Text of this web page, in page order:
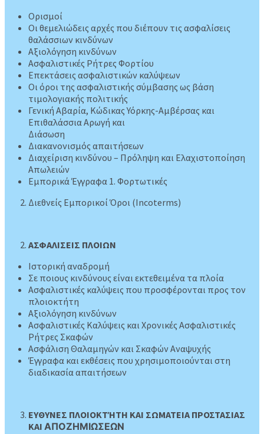
Ορισμοί
Οι θεμελιώδεις αρχές που διέπουν τις ασφαλίσεις
θαλάσσιων κινδύνων
Αξιολόγηση κινδύνων
Ασφαλιστικές Ρήτρες Φορτίου
Επεκτάσεις ασφαλιστικών καλύψεων
Οι όροι της ασφαλιστικής σύμβασης ως βάση
τιμολογιακής πολιτικής
Γενική Αβαρία, Κώδικας Υόρκης-Αμβέρσας και
Επιθαλάσσια Αρωγή και
Διάσωση
Διακανονισμός απαιτήσεων
Διαχείριση κινδύνου – Πρόληψη και Ελαχιστοποίηση
Απωλειών
Εμπορικά Έγγραφα 1. Φορτωτικές
Διεθνείς Εμπορικοί Όροι (Incoterms)
ΑΣΦΑΛΙΣΕΙΣ ΠΛΟΙΩΝ
Ιστορική αναδρομή
Σε ποιους κινδύνους είναι εκτεθειμένα τα πλοία
Ασφαλιστικές καλύψεις που προσφέρονται προς τον
πλοιοκτήτη
Αξιολόγηση κινδύνων
Ασφαλιστικές Καλύψεις και Χρονικές Ασφαλιστικές
Ρήτρες Σκαφών
Ασφάλιση Θαλαμηγών και Σκαφών Αναψυχής
Έγγραφα και εκθέσεις που χρησιμοποιούνται στη
διαδικασία απαιτήσεων
ΕΥΘΥΝΕΣ ΠΛΟΙΟΚΤΉΤΗ ΚΑΙ ΣΩΜΑΤΕΙΑ ΠΡΟΣΤΑΣΙΑΣ
ΚΑΙ ΑΠΟΖΗΜΙΩΣΕΩΝ